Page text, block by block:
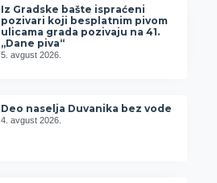
Iz Gradske bašte ispraćeni
pozivari koji besplatnim pivom
ulicama grada pozivaju na 41.
„Dane piva“
5. avgust 2026.
Deo naselja Duvanika bez vode
4. avgust 2026.